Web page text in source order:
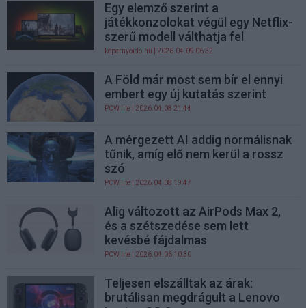
Egy elemző szerint a
játékkonzolokat végül egy Netflix-
szerű modell válthatja fel
kepernyoido.hu | 2026.04.09 06:32
A Föld már most sem bír el ennyi
embert egy új kutatás szerint
PCW.lite | 2026.04.08 21:44
A mérgezett AI addig normálisnak
tűnik, amíg elő nem kerül a rossz
szó
PCW.lite | 2026.04.08 19:47
Alig változott az AirPods Max 2,
és a szétszedése sem lett
kevésbé fájdalmas
PCW.lite | 2026.04.06 10:30
Teljesen elszálltak az árak:
brutálisan megdrágult a Lenovo